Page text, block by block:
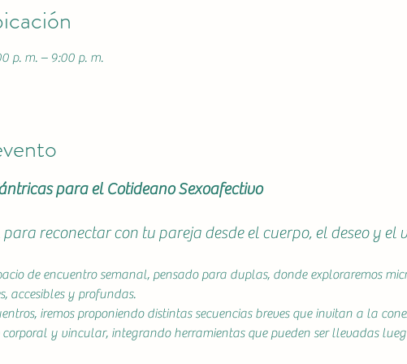
p. m. – 9:00 p. m.
para el Cotideano Sexoafectivo
reconectar con tu pareja desde el cuerpo, el deseo y el
de encuentro semanal, pensado para duplas, donde exploraremos
accesibles y profundas.
iremos proponiendo distintas secuencias breves que invitan a la
corporal y vincular, integrando herramientas que pueden ser llevadas